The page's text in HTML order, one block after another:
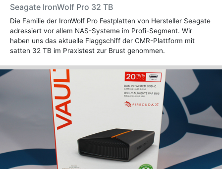
Seagate IronWolf Pro 32 TB
Die Familie der IronWolf Pro Festplatten von Hersteller Seagate
adressiert vor allem NAS-Systeme im Profi-Segment. Wir
haben uns das aktuelle Flaggschiff der CMR-Plattform mit
satten 32 TB im Praxistest zur Brust genommen.